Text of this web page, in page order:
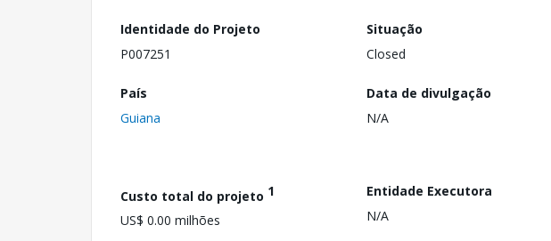
Identidade do Projeto
P007251
Situação
Closed
País
Guiana
Data de divulgação
N/A
Custo total do projeto 1
US$ 0.00 milhões
Entidade Executora
N/A